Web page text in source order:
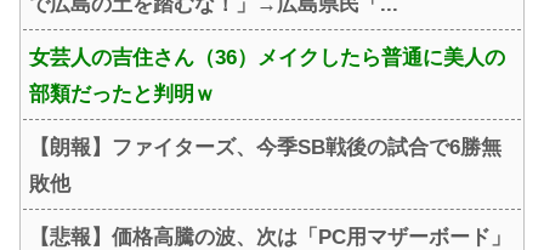
女芸人の吉住さん（36）メイクしたら普通に美人の
部類だったと判明ｗ
【朗報】ファイターズ、今季SB戦後の試合で6勝無
敗他
【悲報】価格高騰の波、次は「PC用マザーボード」